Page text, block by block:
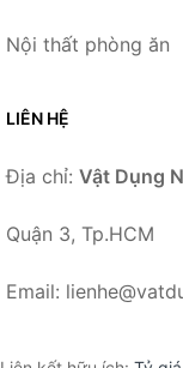
Nội thất phòng ăn
LIÊN HỆ
Địa chỉ: Vật Dụng
Quận 3, Tp.HCM
Email: